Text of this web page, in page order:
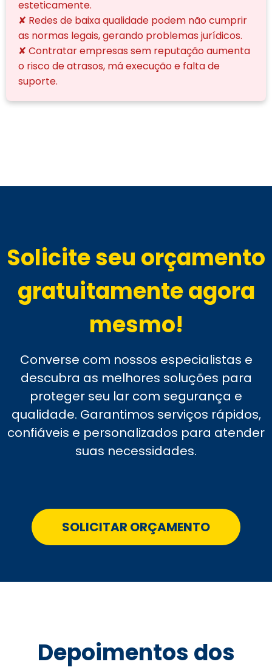
esteticamente.
✘ Redes de baixa qualidade podem não cumprir
as normas legais, gerando problemas jurídicos.
✘ Contratar empresas sem reputação aumenta
o risco de atrasos, má execução e falta de
suporte.
Solicite seu orçamento
gratuitamente agora
mesmo!
Converse com nossos especialistas e
descubra as melhores soluções para
proteger seu lar com segurança e
qualidade. Garantimos serviços rápidos,
confiáveis e personalizados para atender
suas necessidades.
SOLICITAR ORÇAMENTO
Depoimentos dos